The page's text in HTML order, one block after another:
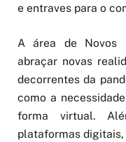
e entraves para o
A área de Novos
abraçar novas
decorrentes da
como a
forma virtual.
plataformas digitais,